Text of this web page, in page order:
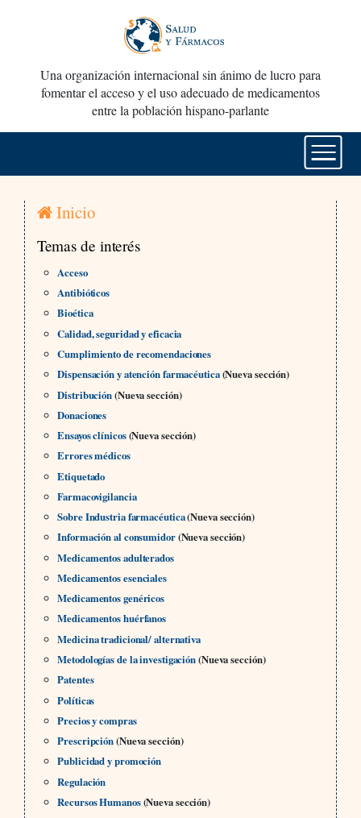
Una organización internacional sin ánimo de lucro para
fomentar el acceso y el uso adecuado de medicamentos
entre la población hispano-parlante
Inicio
Temas de interés
Acceso
Antibióticos
Bioética
Calidad, seguridad y eficacia
Cumplimiento de recomendaciones
Dispensación y atención farmacéutica(Nueva sección)
Distribución(Nueva sección)
Donaciones
Ensayos clínicos(Nueva sección)
Errores médicos
Etiquetado
Farmacovigilancia
Sobre Industria farmacéutica(Nueva sección)
Información al consumidor(Nueva sección)
Medicamentos adulterados
Medicamentos esenciales
Medicamentos genéricos
Medicamentos huérfanos
Medicina tradicional/ alternativa
Metodologías de la investigación(Nueva sección)
Patentes
Políticas
Precios y compras
Prescripción(Nueva sección)
Publicidad y promoción
Regulación
Recursos Humanos(Nueva sección)